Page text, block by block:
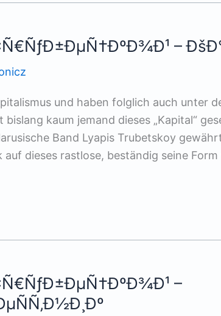
–
und haben folglich auch unter
bislang kaum jemand dieses „Kapital“
Band Lyapis Trubetskoy
auf dieses rastlose, beständig seine
–